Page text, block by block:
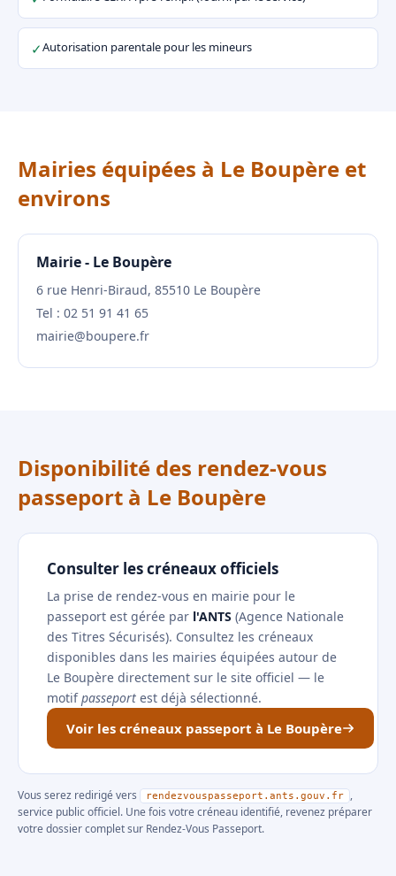
✓Autorisation parentale pour les mineurs
Mairies équipées à Le Boupère et
environs
Mairie - Le Boupère
6 rue Henri-Biraud, 85510 Le Boupère
Tel : 02 51 91 41 65
mairie@boupere.fr
Disponibilité des rendez-vous
passeport à Le Boupère
Consulter les créneaux officiels
La prise de rendez-vous en mairie pour le
passeport est gérée par l'ANTS (Agence Nationale
des Titres Sécurisés). Consultez les créneaux
disponibles dans les mairies équipées autour de
Le Boupère directement sur le site officiel — le
motifpasseport est déjà sélectionné.
Voir les créneaux passeport à Le Boupère
Vous serez redirigé vers rendezvouspasseport.ants.gouv.fr
,
service public officiel. Une fois votre créneau identifié, revenez préparer
votre dossier complet sur Rendez-Vous Passeport.